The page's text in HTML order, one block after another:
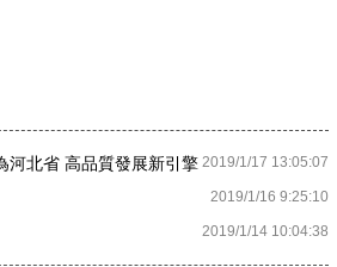
2019/1/17 13:05:07
河北省 高品質發展新引擎
2019/1/16 9:25:10
2019/1/14 10:04:38